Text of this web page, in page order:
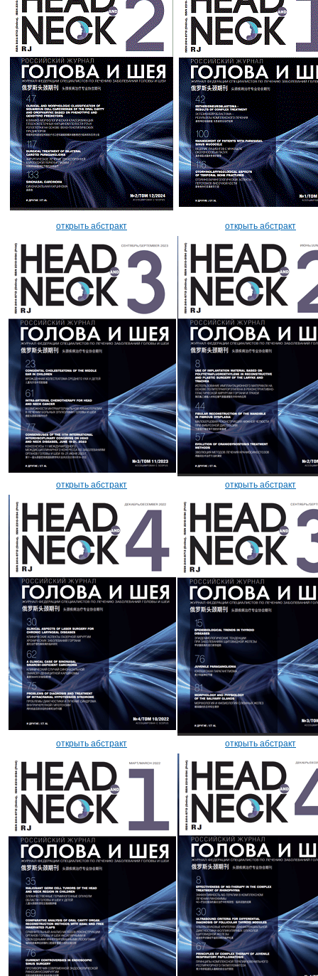
открыть абстракт открыть абстракт
открыть абстракт открыть абстракт
открыть абстракт открыть абстракт